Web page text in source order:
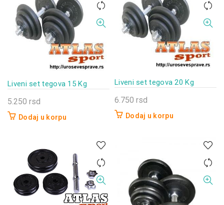
Liveni set tegova 15 Kg
5.250 rsd
Dodaj u korpu
Liveni set tegova 20 Kg
6.750 rsd
Dodaj u korpu